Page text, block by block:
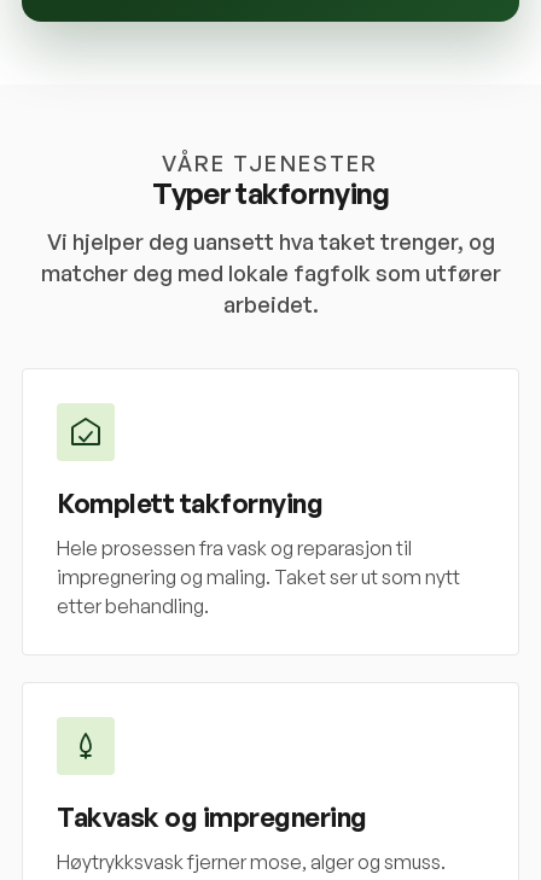
VÅRE TJENESTER
Typer takfornying
Vi hjelper deg uansett hva taket trenger, og
matcher deg med lokale fagfolk som utfører
arbeidet.
Komplett takfornying
Hele prosessen fra vask og reparasjon til
impregnering og maling. Taket ser ut som nytt
etter behandling.
Takvask og impregnering
Høytrykksvask fjerner mose, alger og smuss.